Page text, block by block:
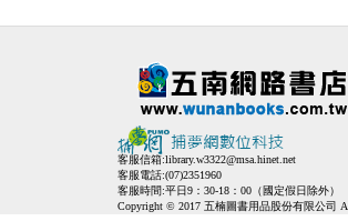
客服信箱:library.w3322@msa.hinet.net
客服電話:(07)2351960
客服時間:平日9：30-18：00（國定假日除外）
Copyright © 2017 五楠圖書用品股份有限公司